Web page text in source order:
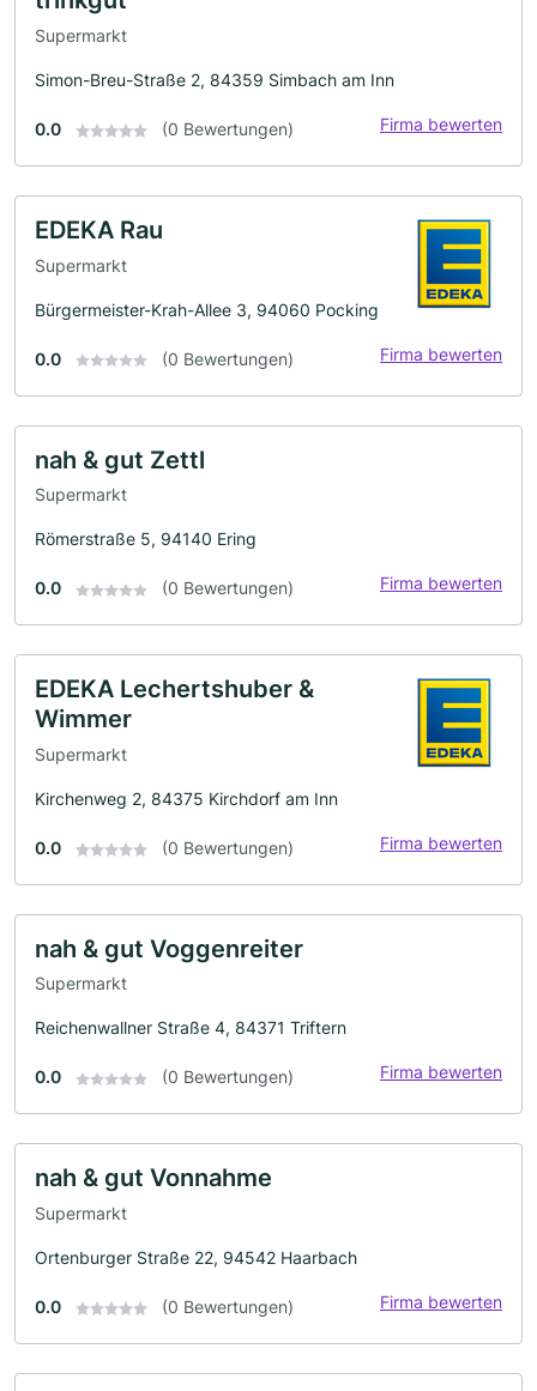
Supermarkt
Simon-Breu-Straße 2, 84359 Simbach am Inn
0.0 (0 Bewertungen) Firma bewerten
EDEKA Rau
Supermarkt
Bürgermeister-Krah-Allee 3, 94060 Pocking
0.0 (0 Bewertungen) Firma bewerten
nah & gut Zettl
Supermarkt
Römerstraße 5, 94140 Ering
0.0 (0 Bewertungen) Firma bewerten
EDEKA Lechertshuber &
Wimmer
Supermarkt
Kirchenweg 2, 84375 Kirchdorf am Inn
0.0 (0 Bewertungen) Firma bewerten
nah & gut Voggenreiter
Supermarkt
Reichenwallner Straße 4, 84371 Triftern
0.0 (0 Bewertungen) Firma bewerten
nah & gut Vonnahme
Supermarkt
Ortenburger Straße 22, 94542 Haarbach
0.0 (0 Bewertungen) Firma bewerten